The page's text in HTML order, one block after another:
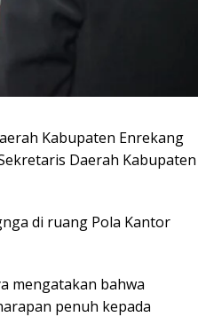
Kabupaten Enrekang
Daerah Kabupaten
di ruang Pola Kantor
mengatakan bahwa
penuh kepada